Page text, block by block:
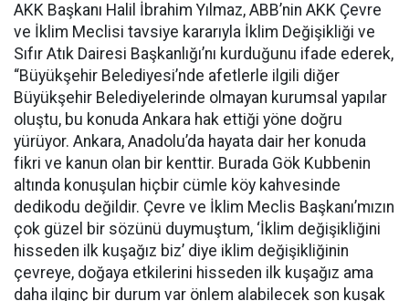
AKK Başkanı Halil İbrahim Yılmaz, ABB’nin AKK Çevre
ve İklim Meclisi tavsiye kararıyla İklim Değişikliği ve
Sıfır Atık Dairesi Başkanlığı’nı kurduğunu ifade ederek,
“Büyükşehir Belediyesi’nde afetlerle ilgili diğer
Büyükşehir Belediyelerinde olmayan kurumsal yapılar
oluştu, bu konuda Ankara hak ettiği yöne doğru
yürüyor. Ankara, Anadolu’da hayata dair her konuda
fikri ve kanun olan bir kenttir. Burada Gök Kubbenin
altında konuşulan hiçbir cümle köy kahvesinde
dedikodu değildir. Çevre ve İklim Meclis Başkanı’mızın
çok güzel bir sözünü duymuştum, ‘İklim değişikliğini
hisseden ilk kuşağız biz’ diye iklim değişikliğinin
çevreye, doğaya etkilerini hisseden ilk kuşağız ama
daha ilginç bir durum var önlem alabilecek son kuşak